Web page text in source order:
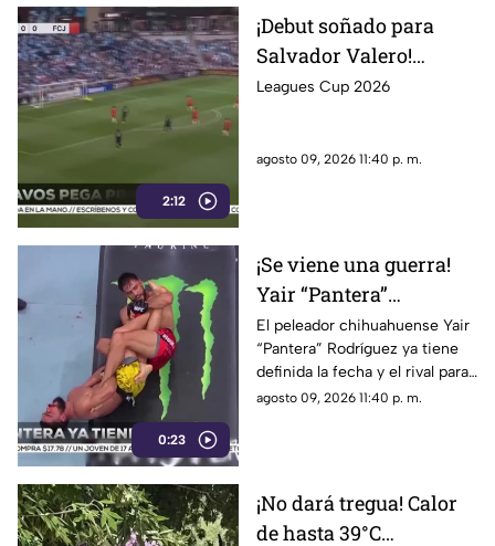
2:12
¡Debut soñado para
Salvador Valero!
Bravos de Juárez
Leagues Cup
Leagues Cup 2026
agosto 09, 2026 11:40 p. m.
0:23
¡Se viene una guerra!
Yair “Pantera”
Rodríguez enfrentará a
Jens Silva y buscará
volver por el título de
UFC
El peleador chihuahuense Yair
“Pantera” Rodríguez ya tiene
definida la fecha y el rival para
su esperado regreso al
agosto 09, 2026 11:40 p. m.
¡No dará tregua! Calor
de hasta 39°C